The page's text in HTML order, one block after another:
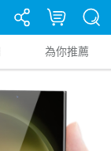
為你推薦